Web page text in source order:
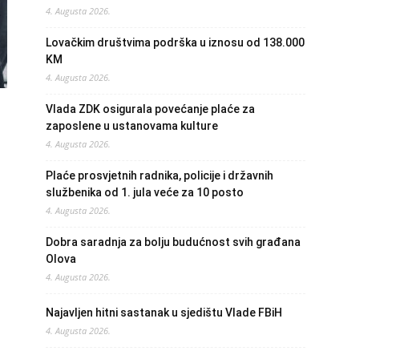
4. Augusta 2026.
Lovačkim društvima podrška u iznosu od 138.000
KM
4. Augusta 2026.
Vlada ZDK osigurala povećanje plaće za
zaposlene u ustanovama kulture
4. Augusta 2026.
Plaće prosvjetnih radnika, policije i državnih
službenika od 1. jula veće za 10 posto
4. Augusta 2026.
Dobra saradnja za bolju budućnost svih građana
Olova
4. Augusta 2026.
Najavljen hitni sastanak u sjedištu Vlade FBiH
4. Augusta 2026.